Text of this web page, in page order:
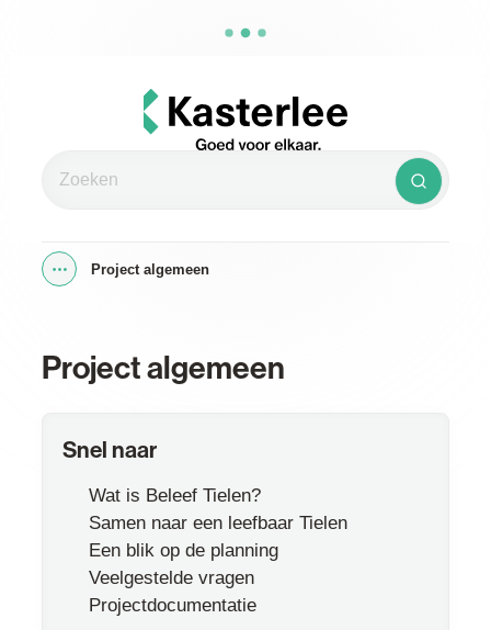
Kasterlee
Zoeken Zoeken
Toon alle broodkruimel items
Project algemeen
Project algemeen
Snel naar
Wat is Beleef Tielen?
Samen naar een leefbaar Tielen
Een blik op de planning
Veelgestelde vragen
Projectdocumentatie